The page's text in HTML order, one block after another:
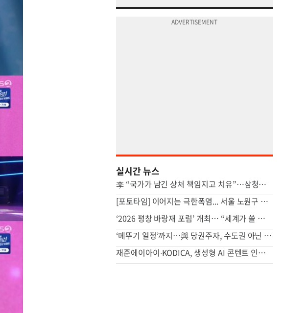
실시간 뉴스
李 “국가가 남긴 상처 책임지고 치유”…삼청교육대 등 첫 사과
[포토타임] 이어지는 극한폭염... 서울 노원구 40도 넘어
‘2026 평창 바랑재 포럼’ 개최… “세계가 쓸 산업 AI 표준 만들어야”
‘메뚜기 일정’까지…與 당권주자, 수도권 아닌 호남 집중 이유
재준에이아이∙KODICA, 생성형 AI 콘텐트 인재양성 MOU